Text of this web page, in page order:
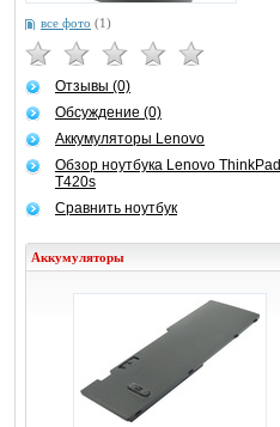
все фото (1)
Отзывы (0)
Обсуждение (0)
Аккумуляторы Lenovo
Обзор ноутбука Lenovo ThinkPad
T420s
Сравнить ноутбук
Аккумуляторы